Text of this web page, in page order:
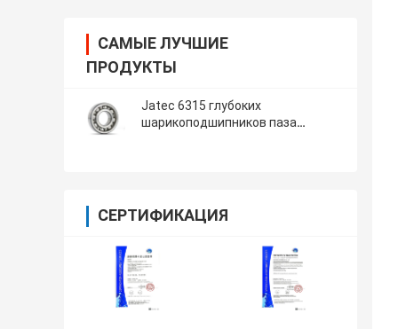
САМЫЕ ЛУЧШИЕ
ПРОДУКТЫ
Jatec 6315 глубоких
шарикоподшипников паза
СЕРТИФИКАЦИЯ